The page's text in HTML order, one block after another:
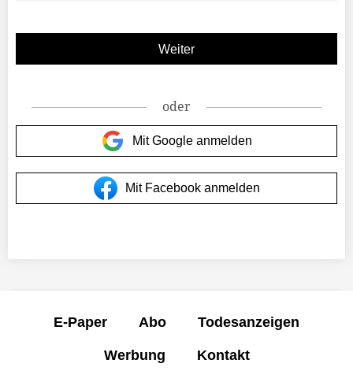
oder
Mit Google anmelden
Mit Facebook anmelden
E-Paper Abo Todesanzeigen
Werbung Kontakt